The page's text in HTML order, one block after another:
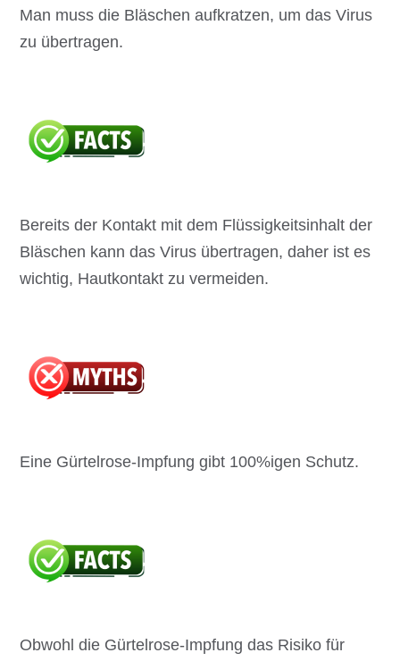
Man muss die Bläschen aufkratzen, um das Virus
zu übertragen.
Bereits der Kontakt mit dem Flüssigkeitsinhalt der
Bläschen kann das Virus übertragen, daher ist es
wichtig, Hautkontakt zu vermeiden.
Eine Gürtelrose-Impfung gibt 100%igen Schutz.
Obwohl die Gürtelrose-Impfung das Risiko für